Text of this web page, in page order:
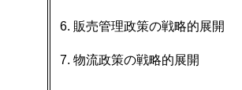
販売管理政策の戦略的展開
物流政策の戦略的展開